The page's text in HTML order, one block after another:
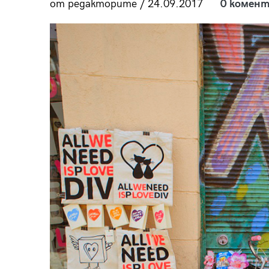
от редакторите / 24.09.2017 0
28/29